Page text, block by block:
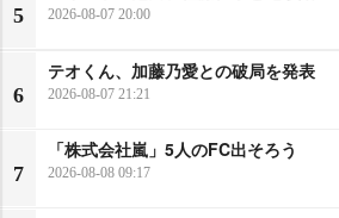
5 2026-08-07 20:00
6
テオくん、加藤乃愛との破局を発表
2026-08-07 21:21
7
「株式会社嵐」5人のFC出そろう
2026-08-08 09:17